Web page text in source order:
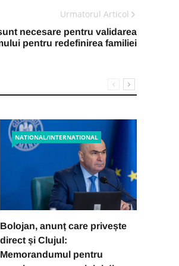
Urmatorul Articol
necesare pentru validarea
pentru redefinirea familiei
NATIONAL/INTERNATIONAL
Bolojan, anunț care privește
direct și Clujul:
Memorandumul pentru